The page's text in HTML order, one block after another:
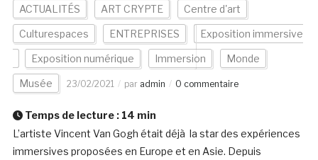
ACTUALITÉS ART CRYPTE Centre d'art
Culturespaces ENTREPRISES Exposition immersive
Exposition numérique Immersion Monde
Musée 23/02/2021 par admin 0 commentaire
Temps de lecture : 14 min
L’artiste Vincent Van Gogh était déjà la star des expériences
immersives proposées en Europe et en Asie. Depuis